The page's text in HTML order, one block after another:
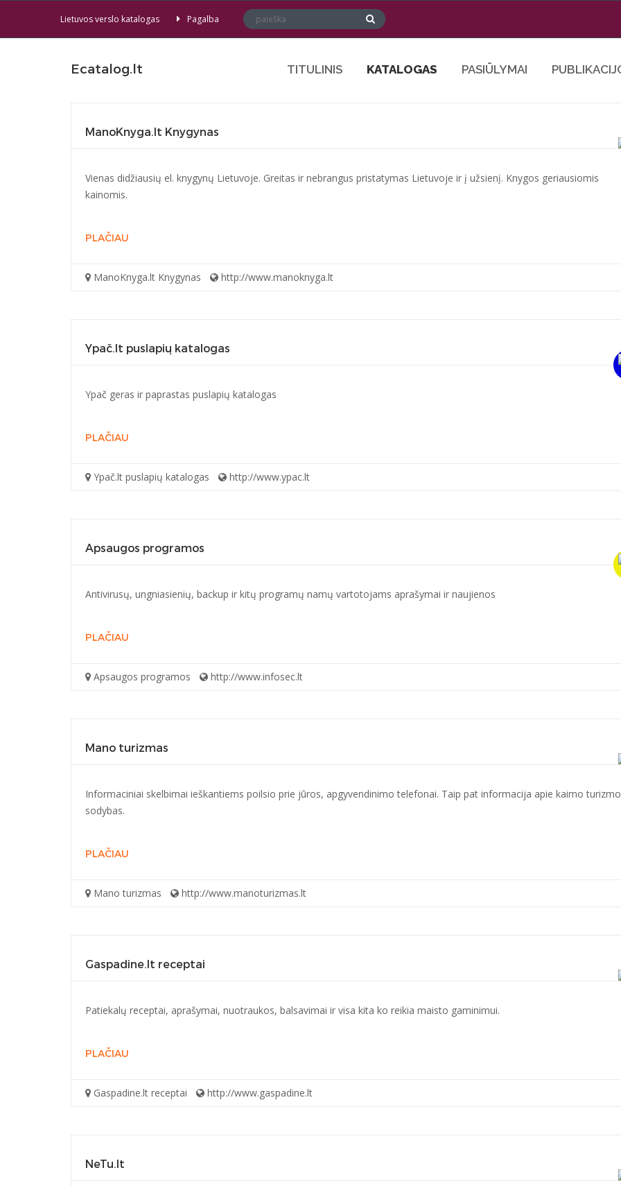
Lietuvos verslo katalogas Pagalba
Ecatalog.lt TITULINIS KATALOGAS PASIŪLYMAI
ManoKnyga.lt Knygynas
Vienas didžiausių el. knygynų Lietuvoje. Greitas ir nebrangus pristatymas Lietuvoje ir į užsienį. Knygos geriausiomis
kainomis.
PLAČIAU
ManoKnyga.lt Knygynas http://www.manoknyga.lt
Ypač.lt puslapių katalogas
Ypač geras ir paprastas puslapių katalogas
PLAČIAU
Ypač.lt puslapių katalogas http://www.ypac.lt
Apsaugos programos
Antivirusų, ungniasienių, backup ir kitų programų namų vartotojams aprašymai ir naujienos
PLAČIAU
Apsaugos programos http://www.infosec.lt
Mano turizmas
Informaciniai skelbimai ieškantiems poilsio prie jūros, apgyvendinimo telefonai. Taip pat informacija apie kaimo turizmo
sodybas.
PLAČIAU
Mano turizmas http://www.manoturizmas.lt
Gaspadine.lt receptai
Patiekalų receptai, aprašymai, nuotraukos, balsavimai ir visa kita ko reikia maisto gaminimui.
PLAČIAU
Gaspadine.lt receptai http://www.gaspadine.lt
NeTu.lt